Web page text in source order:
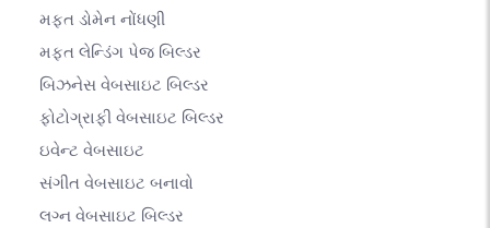
મફત ડોમેન નોંધણી
મફત લેન્ડિંગ પેજ બિલ્ડર
બિઝનેસ વેબસાઇટ બિલ્ડર
ફોટોગ્રાફી વેબસાઇટ બિલ્ડર
ઇવેન્ટ વેબસાઇટ
સંગીત વેબસાઇટ બનાવો
લગ્ન વેબસાઇટ બિલ્ડર